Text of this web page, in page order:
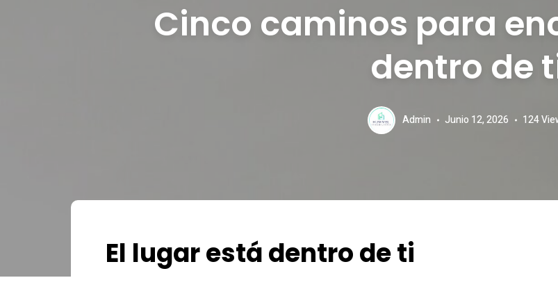
Cinco caminos para
dentro de
Admin Junio 12, 2026 124
El lugar está dentro de ti